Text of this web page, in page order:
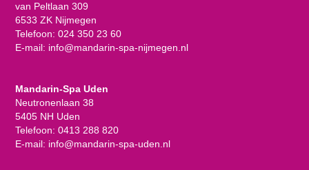
van Peltlaan 309
6533 ZK Nijmegen
Telefoon: 024 350 23 60
E-mail: info@mandarin-spa-nijmegen.nl
Mandarin-Spa Uden
Neutronenlaan 38
5405 NH Uden
Telefoon: 0413 288 820
E-mail: info@mandarin-spa-uden.nl